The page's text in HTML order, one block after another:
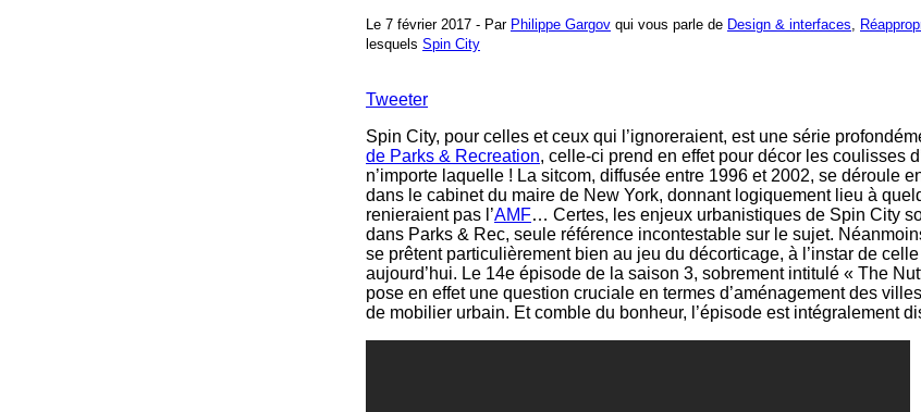
Le 7 février 2017 - Par Philippe Gargov qui vous parle de Design & interfaces
lesquels Spin City
Tweeter
Spin City, pour celles et ceux qui l’ignoreraient, est une série
de Parks & Recreation, celle-ci prend en effet pour décor les coulisses
n’importe laquelle ! La sitcom, diffusée entre 1996 et 2002, se déroule
dans le cabinet du maire de New York, donnant logiquement lieu à
renieraient pas l’AMF… Certes, les enjeux urbanistiques de Spin City
dans Parks & Rec, seule référence incontestable sur le sujet.
se prêtent particulièrement bien au jeu du décorticage, à l’instar de
aujourd’hui. Le 14e épisode de la saison 3, sobrement intitulé « The
pose en effet une question cruciale en termes d’aménagement des
de mobilier urbain. Et comble du bonheur, l’épisode est intégralement